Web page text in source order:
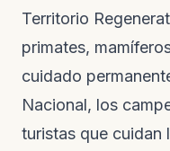
Territorio
primates,
cuidado
Nacional, los
turistas que cuidan